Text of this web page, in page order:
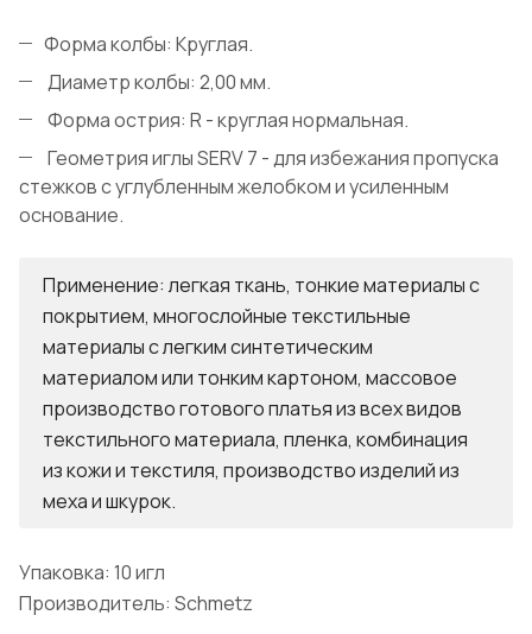
Форма колбы: Круглая.
Диаметр колбы: 2,00 мм.
Форма острия: R - круглая нормальная.
Геометрия иглы SERV 7 - для избежания пропуска
стежков с углубленным желобком и усиленным
основание.
Применение: легкая ткань, тонкие материалы с
покрытием, многослойные текстильные
материалы с легким синтетическим
материалом или тонким картоном, массовое
производство готового платья из всех видов
текстильного материала, пленка, комбинация
из кожи и текстиля, производство изделий из
меха и шкурок.
Упаковка: 10 игл
Производитель: Schmetz